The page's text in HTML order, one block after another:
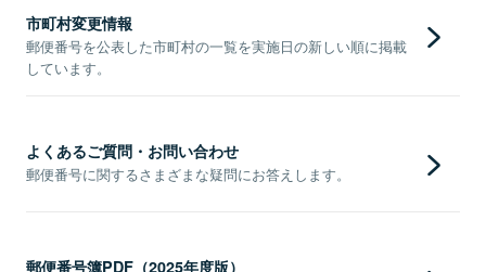
市町村変更情報
郵便番号を公表した市町村の一覧を実施日の新しい順に掲載
しています。
よくあるご質問・お問い合わせ
郵便番号に関するさまざまな疑問にお答えします。
郵便番号簿PDF（2025年度版）